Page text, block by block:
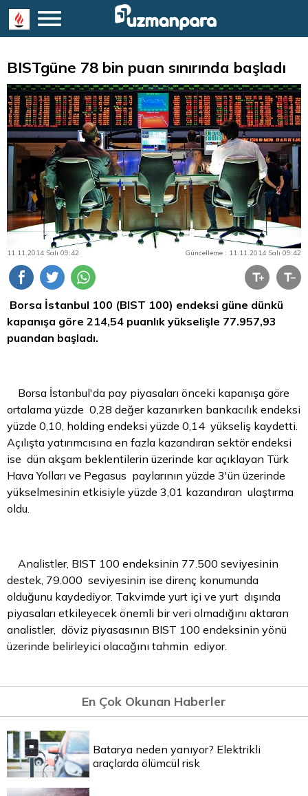
BISTgüne 78 bin puan sınırında başladı
11.11.2014 Salı 09:42 Güncelleme : 11.11.2014 Salı 09:42
Borsa İstanbul 100 (BIST 100) endeksi güne dünkü
kapanışa göre 214,54 puanlık yükselişle 77.957,93
puandan başladı.
Borsa İstanbul'da pay piyasaları önceki kapanışa göre
ortalama yüzde 0,28 değer kazanırken bankacılık endeksi
yüzde 0,10, holding endeksi yüzde 0,14 yükseliş kaydetti.
Açılışta yatırımcısına en fazla kazandıran sektör endeksi
ise dün akşam beklentilerin üzerinde kar açıklayan Türk
Hava Yolları ve Pegasus paylarının yüzde 3'ün üzerinde
yükselmesinin etkisiyle yüzde 3,01 kazandıran ulaştırma
oldu.
Analistler, BIST 100 endeksinin 77.500 seviyesinin
destek, 79.000 seviyesinin ise direnç konumunda
olduğunu kaydediyor. Takvimde yurt içi ve yurt dışında
piyasaları etkileyecek önemli bir veri olmadığını aktaran
analistler, döviz piyasasının BIST 100 endeksinin yönü
üzerinde belirleyici olacağını tahmin ediyor.
En Çok Okunan Haberler
Batarya neden yanıyor? Elektrikli
araçlarda ölümcül risk